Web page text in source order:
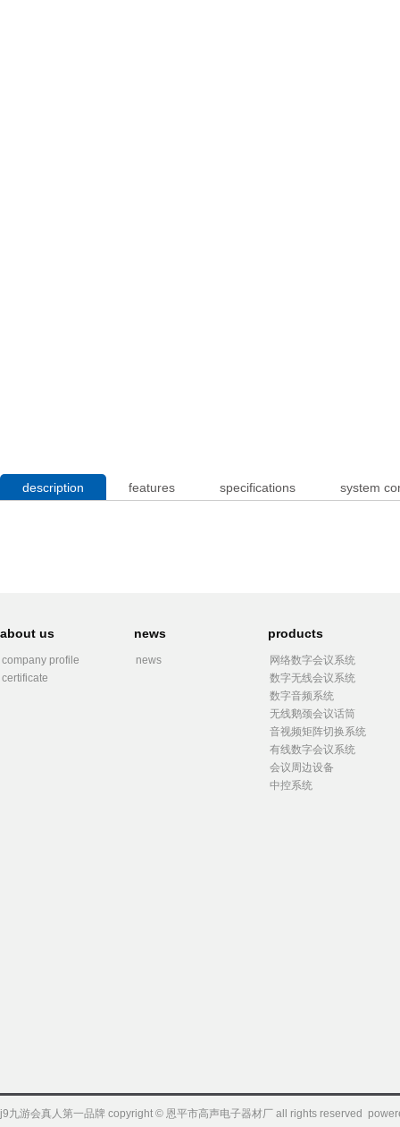
description features specifications system
about us
company profile
certificate
news
news
products
网络数字会议系统
数字无线会议系统
数字音频系统
无线鹅颈会议话筒
音视频矩阵切换系统
有线数字会议系统
会议周边设备
中控系统
j9九游会真人第一品牌 copyright © 恩平市高声电子器材厂 all rights reserved